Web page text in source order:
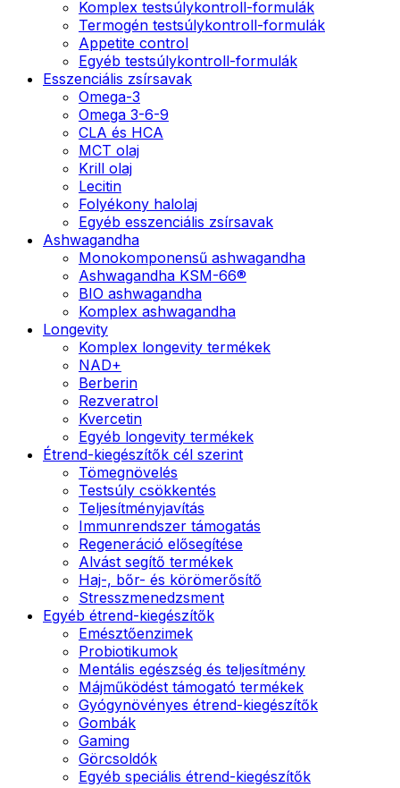
Komplex testsúlykontroll-formulák
Termogén testsúlykontroll-formulák
Appetite control
Egyéb testsúlykontroll-formulák
Esszenciális zsírsavak
Omega-3
Omega 3-6-9
CLA és HCA
MCT olaj
Krill olaj
Lecitin
Folyékony halolaj
Egyéb esszenciális zsírsavak
Ashwagandha
Monokomponensű ashwagandha
Ashwagandha KSM-66®
BIO ashwagandha
Komplex ashwagandha
Longevity
Komplex longevity termékek
NAD+
Berberin
Rezveratrol
Kvercetin
Egyéb longevity termékek
Étrend-kiegészítők cél szerint
Tömegnövelés
Testsúly csökkentés
Teljesítményjavítás
Immunrendszer támogatás
Regeneráció elősegítése
Alvást segítő termékek
Haj-, bőr- és körömerősítő
Stresszmenedzsment
Egyéb étrend-kiegészítők
Emésztőenzimek
Probiotikumok
Mentális egészség és teljesítmény
Májműködést támogató termékek
Gyógynövényes étrend-kiegészítők
Gombák
Gaming
Görcsoldók
Egyéb speciális étrend-kiegészítők